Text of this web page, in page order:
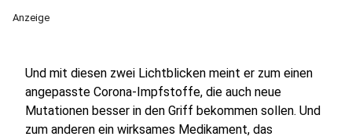
Anzeige
Und mit diesen zwei Lichtblicken meint er zum einen
angepasste Corona-Impfstoffe, die auch neue
Mutationen besser in den Griff bekommen sollen. Und
zum anderen ein wirksames Medikament, das